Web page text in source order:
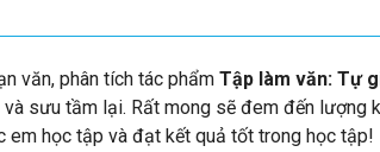
văn, phân tích tác phẩm Tập làm văn: Tự
sưu tầm lại. Rất mong sẽ đem đến lượng
em học tập và đạt kết quả tốt trong học tập!